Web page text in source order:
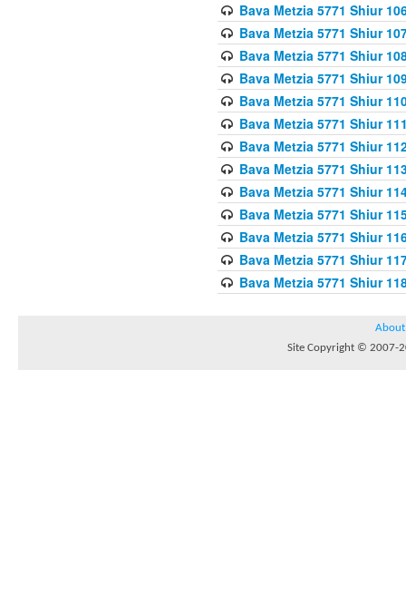
Bava Metzia 5771 Shiur
Bava Metzia 5771 Shiur
Bava Metzia 5771 Shiur
Bava Metzia 5771 Shiur
Bava Metzia 5771 Shiur
Bava Metzia 5771 Shiur
Bava Metzia 5771 Shiur
Bava Metzia 5771 Shiur
Bava Metzia 5771 Shiur
Bava Metzia 5771 Shiur
Bava Metzia 5771 Shiur
Bava Metzia 5771 Shiur
Bava Metzia 5771 Shiur
About
Site Copyright © 2007-